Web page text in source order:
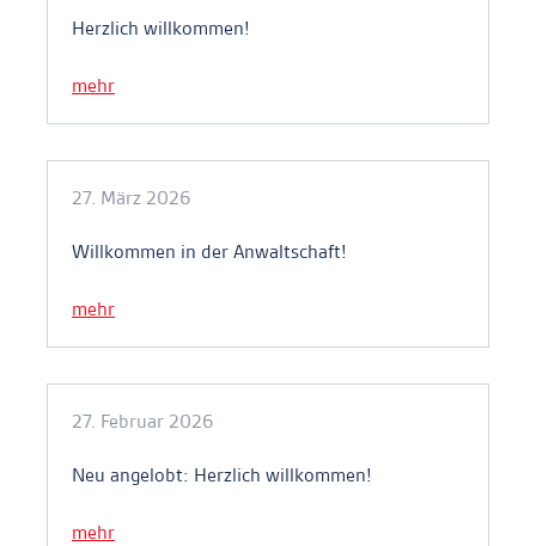
Herzlich willkommen!
mehr
27. März 2026
Willkommen in der Anwaltschaft!
mehr
27. Februar 2026
Neu angelobt: Herzlich willkommen!
mehr